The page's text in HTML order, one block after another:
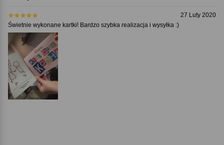
27 Luty 2020
Świetnie wykonane kartki! Bardzo szybka realizacja i wysyłka :)